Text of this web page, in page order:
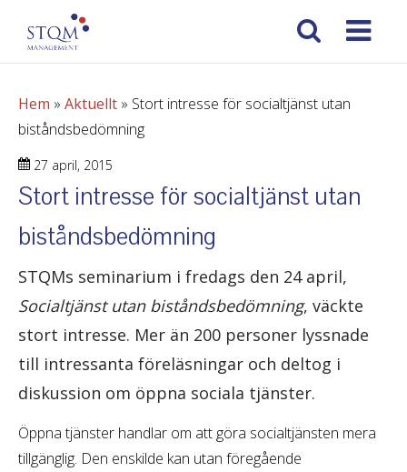
Hem » Aktuellt » Stort intresse för socialtjänst utan
biståndsbedömning
27 april, 2015
Stort intresse för socialtjänst utan
biståndsbedömning
STQMs seminarium i fredags den 24 april,
Socialtjänst utan biståndsbedömning, väckte
stort intresse. Mer än 200 personer lyssnade
till intressanta föreläsningar och deltog i
diskussion om öppna sociala tjänster.
Öppna tjänster handlar om att göra socialtjänsten mera
tillgänglig. Den enskilde kan utan föregående